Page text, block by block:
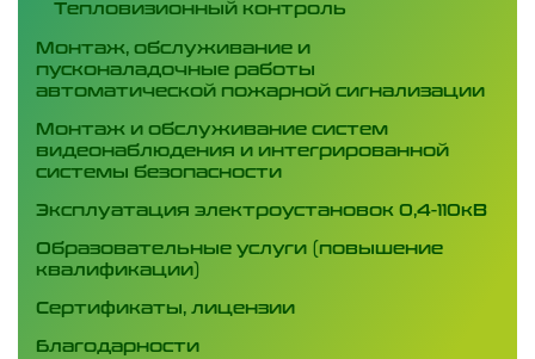
Тепловизионный контроль
Монтаж, обслуживание и
пусконаладочные работы
автоматической пожарной сигнализации
Монтаж и обслуживание систем
видеонаблюдения и интегрированной
системы безопасности
Эксплуатация электроустановок 0,4-110кВ
Образовательные услуги (повышение
квалификации)
Сертификаты, лицензии
Благодарности